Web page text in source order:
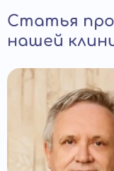
Статья
нашей